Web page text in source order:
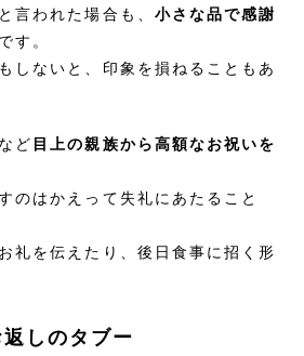
言われた場合も、 小さな品で感謝
す。
しないと、印象を損ねることもあ
ど 目上の親族から高額なお祝いを
のはかえって失礼にあたること
礼を伝えたり、後日食事に招く形
しのタブー